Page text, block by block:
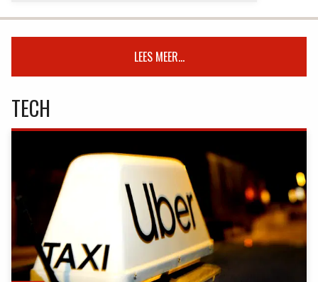
LEES MEER...
TECH